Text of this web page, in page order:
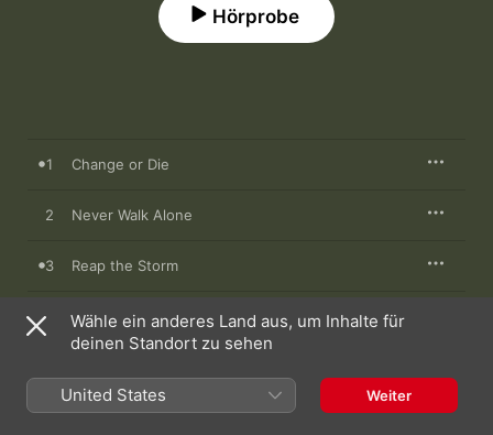
Hörprobe
1 Change or Die
2 Never Walk Alone
3 Reap the Storm
4 American Treason
6 Heartbeat
Wähle ein anderes Land aus, um Inhalte für
deinen Standort zu sehen
United States Weiter